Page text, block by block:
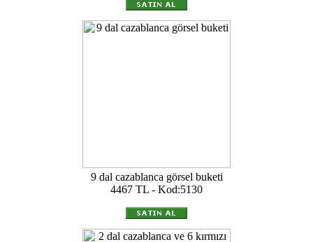
9 dal cazablanca görsel buketi
4467 TL - Kod:5130